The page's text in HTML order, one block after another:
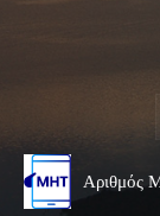
Αριθμός